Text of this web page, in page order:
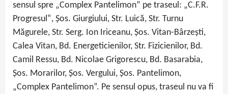
sensul spre „Complex Pantelimon” pe traseul: „C.F.R.
Progresul‟, Şos. Giurgiului, Str. Luică, Str. Turnu
Măgurele, Str. Serg. Ion Iriceanu, Șos. Vitan-Bârzeşti,
Calea Vitan, Bd. Energeticienilor, Str. Fizicienilor, Bd.
Camil Ressu, Bd. Nicolae Grigorescu, Bd. Basarabia,
Şos. Morarilor, Şos. Vergului, Şos. Pantelimon,
„Complex Pantelimon”. Pe sensul opus, traseul nu va fi